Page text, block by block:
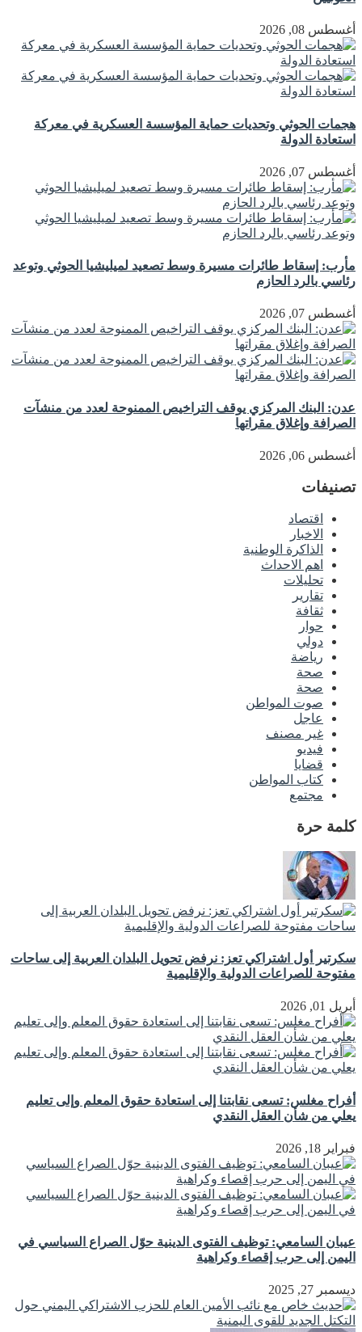
أغسطس 08, 2026
هجمات الحوثي وتحديات حماية المؤسسة العسكرية في معركة
استعادة الدولة
أغسطس 07, 2026
مأرب: إسقاط طائرات مسيرة وسط تصعيد لميليشيا الحوثي وتوعد
رئاسي بالرد الحازم
أغسطس 07, 2026
عدن: البنك المركزي يوقف التراخيص الممنوحة لعدد من منشآت
الصرافة وإغلاق مقراتها
أغسطس 06, 2026
تصنيفات
اقتصاد
الاخبار
الذاكرة الوطنية
اهم الاحداث
تحليلات
تقارير
ثقافة
حوار
دولي
رياضة
صحة
صحة
صوت المواطن
عاجل
غير مصنف
فيديو
قضايا
كتاب المواطن
مجتمع
كلمة حرة
سكرتير أول اشتراكي تعز: نرفض تحويل البلدان العربية إلى ساحات
مفتوحة للصراعات الدولية والإقليمية
أبريل 01, 2026
أفراح مغلس: تسعى نقابتنا إلى استعادة حقوق المعلم وإلى تعليم
يعلي من شأن العقل النقدي
فبراير 18, 2026
عيبان السامعي: توظيف الفتوى الدينية حوّل الصراع السياسي في
اليمن إلى حرب إقصاء وكراهية
ديسمبر 27, 2025